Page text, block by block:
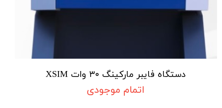
دستگاه فایبر مارکینگ ۳۰ وات XSIM
اتمام موجودی